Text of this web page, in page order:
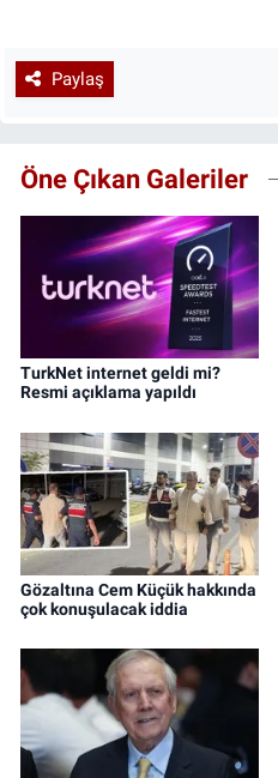
Paylaş
Öne Çıkan Galeriler
TurkNet internet geldi mi?
Resmi açıklama yapıldı
Gözaltına Cem Küçük hakkında
çok konuşulacak iddia